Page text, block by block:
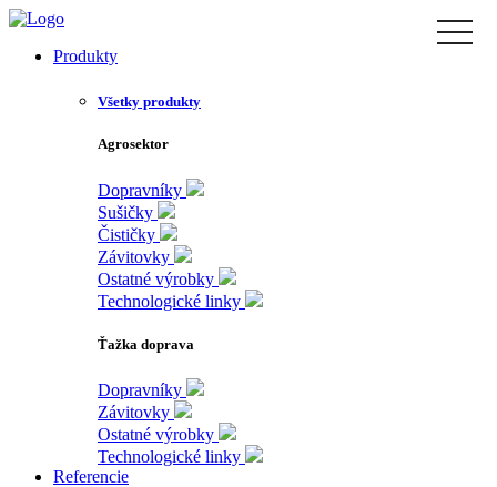
Skip
Produkty
Všetky produkty
Agrosektor
Dopravníky
Sušičky
Čističky
Závitovky
Ostatné výrobky
Technologické linky
Ťažka doprava
Dopravníky
Závitovky
Ostatné výrobky
Technologické linky
Referencie
toggle